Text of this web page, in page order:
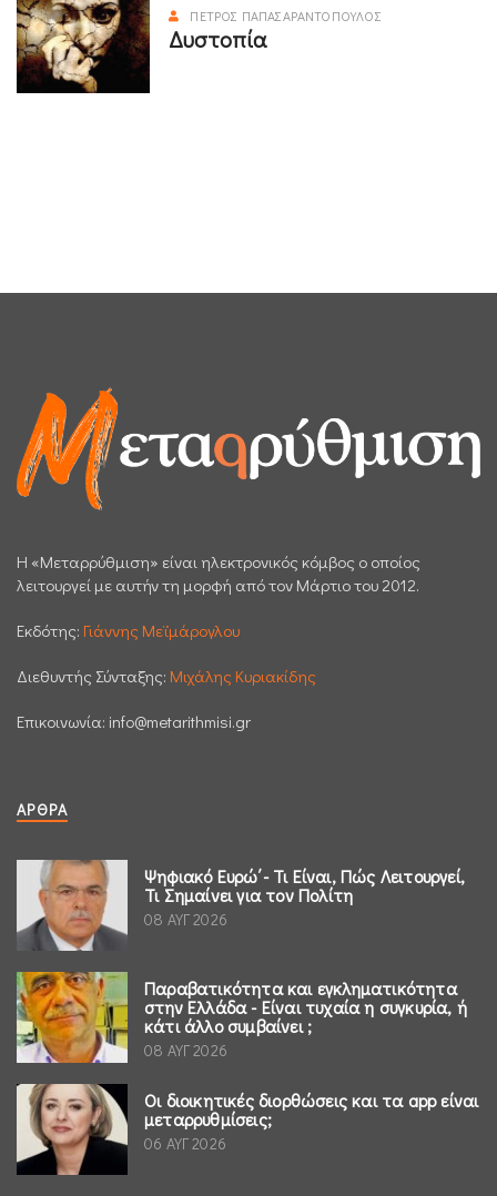
ΠΈΤΡΟΣ ΠΑΠΑΣΑΡΑΝΤΌΠΟΥΛΟΣ
Δυστοπία
H «Μεταρρύθμιση» είναι ηλεκτρονικός κόμβος ο οποίος
λειτουργεί με αυτήν τη μορφή από τον Μάρτιο του 2012.
Εκδότης: Γιάννης Μεϊμάρογλου
Διεθυντής Σύνταξης: Μιχάλης Κυριακίδης
Επικοινωνία: info@metarithmisi.gr
ΆΡΘΡΑ
Ψηφιακό Ευρώ΄- Τι Είναι, Πώς Λειτουργεί,
Τι Σημαίνει για τον Πολίτη
08 ΑΥΓ 2026
Παραβατικότητα και εγκληματικότητα
στην Ελλάδα - Είναι τυχαία η συγκυρία, ή
κάτι άλλο συμβαίνει ;
08 ΑΥΓ 2026
Οι διοικητικές διορθώσεις και τα app είναι
μεταρρυθμίσεις;
06 ΑΥΓ 2026